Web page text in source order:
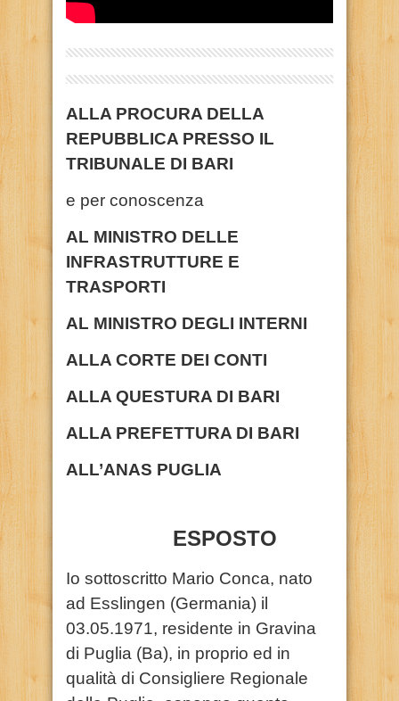
ALLA PROCURA DELLA
REPUBBLICA PRESSO IL
TRIBUNALE DI BARI
e per conoscenza
AL MINISTRO DELLE
INFRASTRUTTURE E
TRASPORTI
AL MINISTRO DEGLI INTERNI
ALLA CORTE DEI CONTI
ALLA QUESTURA DI BARI
ALLA PREFETTURA DI BARI
ALL’ANAS PUGLIA
ESPOSTO
Io sottoscritto Mario Conca, nato
ad Esslingen (Germania) il
03.05.1971, residente in Gravina
di Puglia (Ba), in proprio ed in
qualità di Consigliere Regionale